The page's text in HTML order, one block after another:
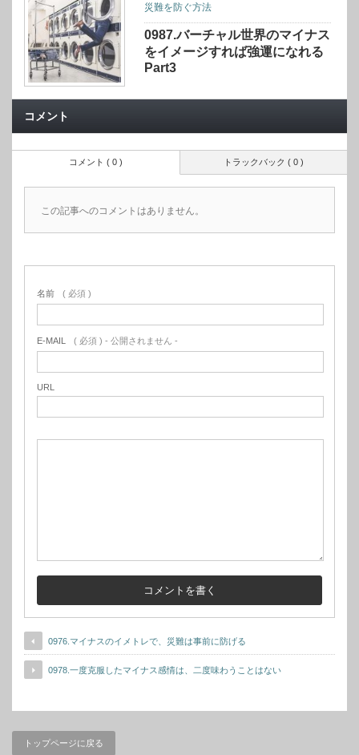
災難を防ぐ方法
0987.バーチャル世界のマイナス
をイメージすれば強運になれる
Part3
コメント
トラックバック ( 0 )
コメント ( 0 )
この記事へのコメントはありません。
名前 ( 必須 )
E-MAIL ( 必須 ) - 公開されません -
URL
0976.マイナスのイメトレで、災難は事前に防げる
0978.一度克服したマイナス感情は、二度味わうことはない
トップページに戻る